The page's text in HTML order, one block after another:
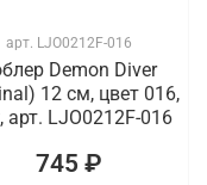
арт. LJO0212F-016
Demon Diver
12 см, цвет 016,
арт. LJO0212F-016
745 ₽